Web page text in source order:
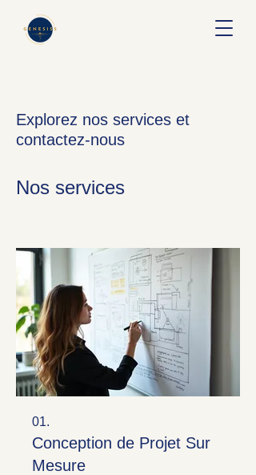
Explorez nos services et
contactez-nous
Nos services
01.
Conception de Projet Sur
Mesure